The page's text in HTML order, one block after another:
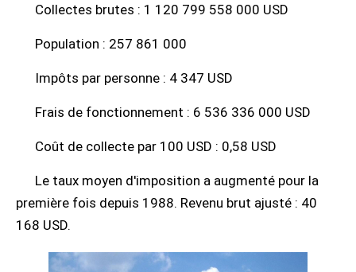
Collectes brutes : 1 120 799 558 000 USD
Population : 257 861 000
Impôts par personne : 4 347 USD
Frais de fonctionnement : 6 536 336 000 USD
Coût de collecte par 100 USD : 0,58 USD
Le taux moyen d'imposition a augmenté pour la
première fois depuis 1988. Revenu brut ajusté : 40
168 USD.